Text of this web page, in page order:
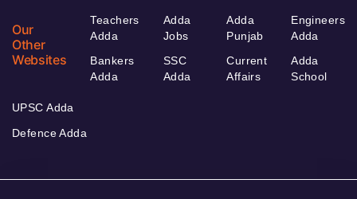
Our
Other
Websites
Teachers
Adda
Bankers
Adda
Adda
Jobs
SSC
Adda
Adda
Punjab
Current
Affairs
Engineers
Adda
Adda
School
UPSC Adda
Defence Adda